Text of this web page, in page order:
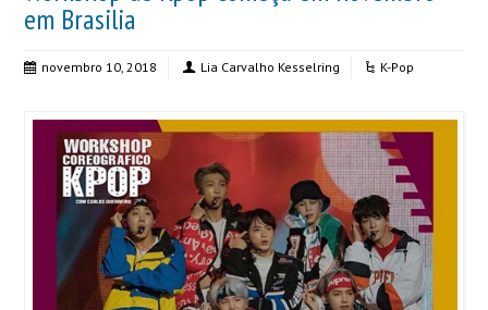
em Brasilia
novembro 10, 2018 Lia Carvalho Kesselring K-Pop